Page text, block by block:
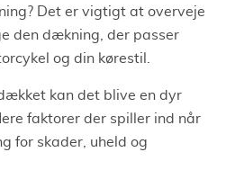
Det er vigtigt at overveje
den dækning, der passer
og din kørestil.
kan det blive en dyr
faktorer der spiller ind når
for skader, uheld og